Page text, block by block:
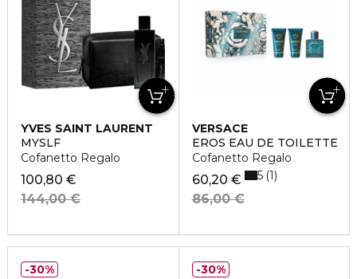
YVES SAINT LAURENT
MYSLF
Cofanetto Regalo
100,80 €
144,00 €
VERSACE
EROS EAU DE TOILETTE
Cofanetto Regalo
60,20 €
86,00 €
5 1
30% 30%